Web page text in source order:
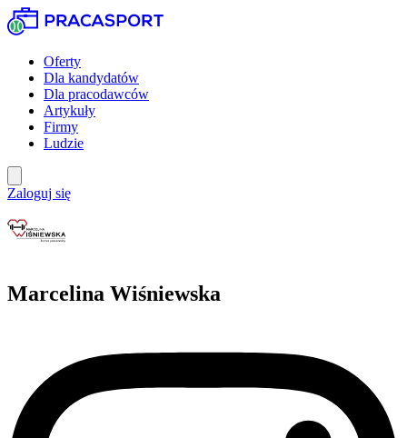
Oferty
Dla kandydatów
Dla pracodawców
Artykuły
Firmy
Ludzie
Zaloguj się
Marcelina Wiśniewska